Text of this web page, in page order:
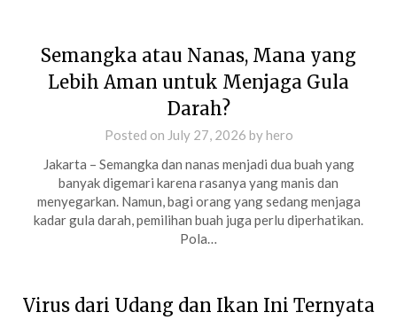
Semangka atau Nanas, Mana yang
Lebih Aman untuk Menjaga Gula
Darah?
Posted on July 27, 2026 byhero
Jakarta – Semangka dan nanas menjadi dua buah yang
banyak digemari karena rasanya yang manis dan
menyegarkan. Namun, bagi orang yang sedang menjaga
kadar gula darah, pemilihan buah juga perlu diperhatikan.
Pola…
Virus dari Udang dan Ikan Ini Ternyata